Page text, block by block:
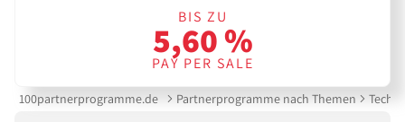
BIS ZU
5,60 %
PAY PER SALE
100partnerprogramme.de Partnerprogramme nach Themen